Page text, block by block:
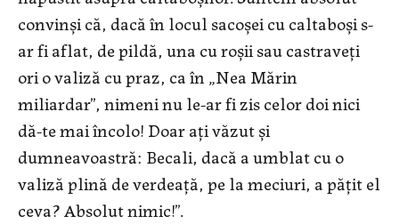
convinşi că, dacă în locul sacoşei cu caltaboşi s-
ar fi aflat, de pildă, una cu roşii sau castraveţi
ori o valiză cu praz, ca în „Nea Mărin
miliardar”, nimeni nu le-ar fi zis celor doi nici
dă-te mai încolo! Doar aţi văzut şi
dumneavoastră: Becali, dacă a umblat cu o
valiză plină de verdeaţă, pe la meciuri, a păţit el
ceva? Absolut nimic!”.